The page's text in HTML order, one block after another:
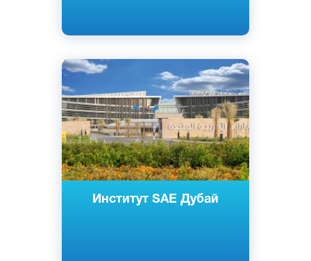
Институт SAE Дубай
Английский
Дубай, Эмираты
Частный